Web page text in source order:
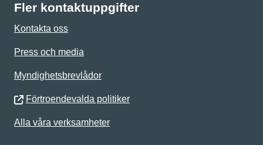
Fler kontaktuppgifter
Kontakta oss
Press och media
Myndighetsbrevlådor
Förtroendevalda politiker
Alla våra verksamheter